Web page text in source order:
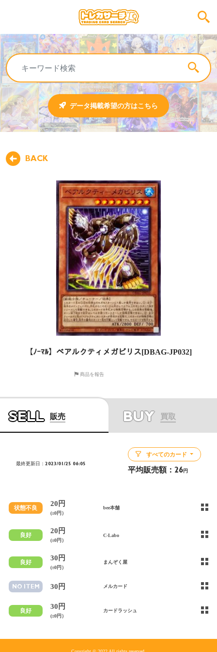
データ掲載希望の方はこちら
BACK
【ﾉｰﾏﾙ】ベアルクティメガビリス[DBAG-JP032]
商品を報告
SELL 販売 BUY 買取
最終更新日：2023/01/25 06:05
すべてのカード
平均販売額： 26円
状態不良
20円
(±0円）
bee本舗
良好
20円
(±0円）
C-Labo
良好
30円
(±0円）
まんぞく屋
NO ITEM 30円 メルカード
良好
30円
(±0円）
カードラッシュ
Copyright © 2022 All rights reserved.